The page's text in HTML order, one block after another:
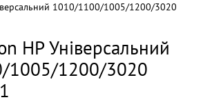
1010/1100/1005/1200/3020
HP Універсальний
1005/1200/3020